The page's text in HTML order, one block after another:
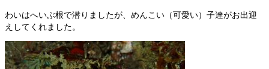
わいはへいぶ根で潜りましたが、めんこい（可愛い）子達がお出迎
えしてくれました。